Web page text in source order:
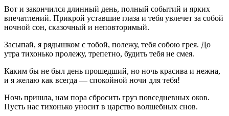
Вот и закончился длинный день, полный событий и ярких
впечатлений. Прикрой уставшие глаза и тебя увлечет за собой
ночной сон, сказочный и неповторимый.
Засыпай, я рядышком с тобой, полежу, тебя собою грея. До
утра тихонько пролежу, трепетно, будить тебя не смея.
Каким бы не был день прошедший, но ночь красива и нежна,
и я желаю как всегда — спокойной ночи для тебя!
Ночь пришла, нам пора сбросить груз повседневных оков.
Пусть нас тихонько уносит в царство волшебных снов.